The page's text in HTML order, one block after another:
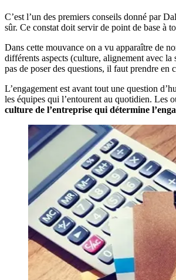
C’est l’un des premiers conseils donné par
sûr. Ce constat doit servir de point de base à
Dans cette mouvance on a vu apparaître de
différents aspects (culture, alignement avec
pas de poser des questions, il faut prendre en
L’engagement est avant tout une question
les équipes qui l’entourent au quotidien. Les
culture de l’entreprise qui détermine